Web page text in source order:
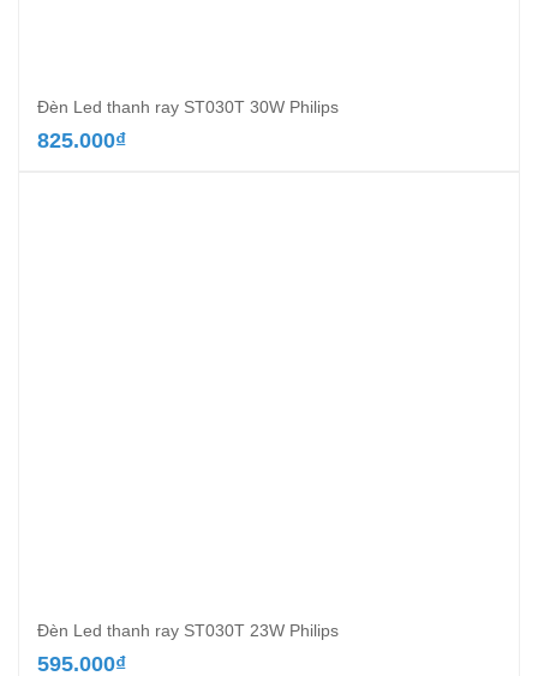
Đèn Led thanh ray ST030T 30W Philips
825.000₫
Đèn Led thanh ray ST030T 23W Philips
595.000₫